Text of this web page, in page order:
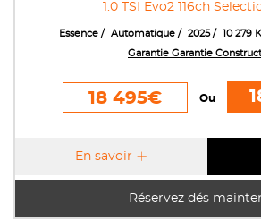
1.0 TSI Evo2 116ch
Essence Automatique 2025 10 279
Garantie Garantie
18 495€ Ou
Réservez dés
En savoir